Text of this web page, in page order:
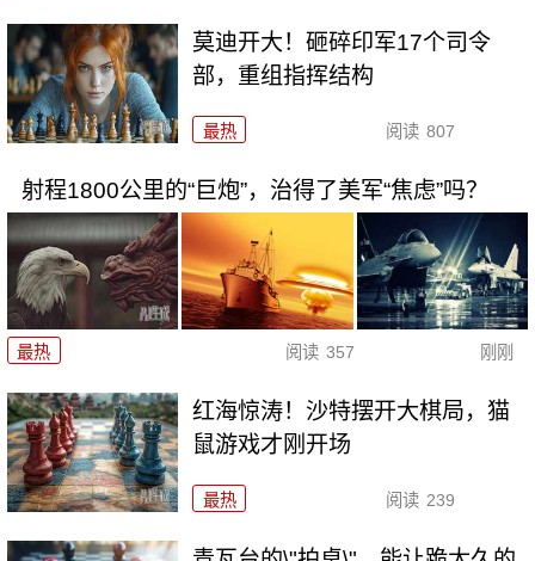
莫迪开大！砸碎印军17个司令
部，重组指挥结构
最热 阅读 807
射程1800公里的“巨炮”，治得了美军“焦虑”吗？
最热 阅读 357 刚刚
红海惊涛！沙特摆开大棋局，猫
鼠游戏才刚开场
最热 阅读 239